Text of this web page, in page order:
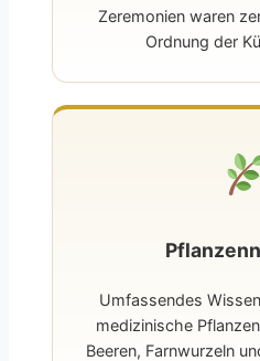
Zeremonien waren
Ordnung der
Umfassendes
medizinische
Beeren, Farnwurzeln